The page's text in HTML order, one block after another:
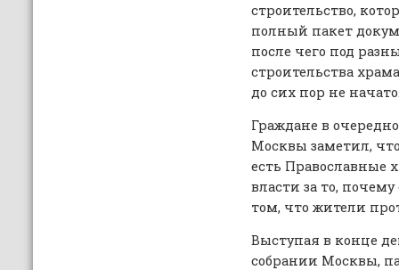
строительство,
полный пакет
после чего под
строительства
до сих пор не
Граждане в
Москвы заметил,
есть Православные
власти за то,
том, что жители
Выступая в конце
собрании Москвы,